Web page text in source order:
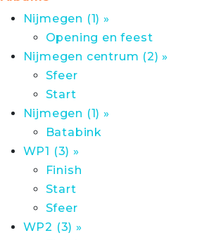
Nijmegen (1) »
Opening en feest
Nijmegen centrum (2) »
Sfeer
Start
Nijmegen (1) »
Batabink
WP1 (3) »
Finish
Start
Sfeer
WP2 (3) »